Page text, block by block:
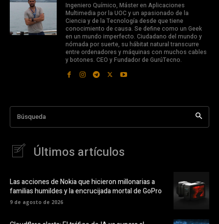
Ingeniero Químico, Máster en Aplicaciones
Multimedia por la UOC y un apasionado de la
Ciencia y de la Tecnología desde que tiene
conocimiento de causa. Se define como un Geek
en un mundo imperfecto. Ciudadano del mundo y
nómada por suerte, su hábitat natural transcurre
entre ordenadores y máquinas con muchos cables
y botones. CEO y Fundador de GurúTecno.
Búsqueda
Últimos artículos
Las acciones de Nokia que hicieron millonarias a
familias humildes y la encrucijada mortal de GoPro
9 de agosto de 2026